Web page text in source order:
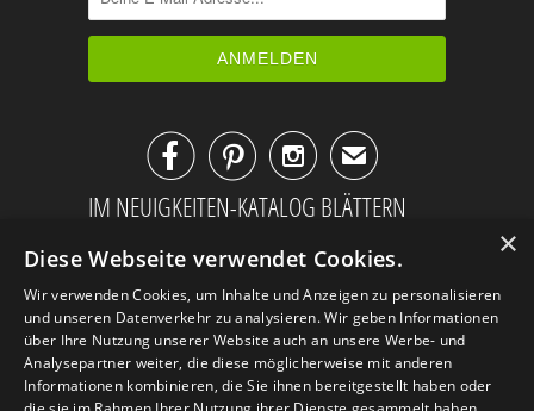
✉
IM NEUIGKEITEN-KATALOG BLÄTTERN
×
Diese Webseite verwendet Cookies.
Wir verwenden Cookies, um Inhalte und Anzeigen zu personalisieren
und unseren Datenverkehr zu analysieren. Wir geben Informationen
über Ihre Nutzung unserer Website auch an unsere Werbe- und
Analysepartner weiter, die diese möglicherweise mit anderen
Informationen kombinieren, die Sie ihnen bereitgestellt haben oder